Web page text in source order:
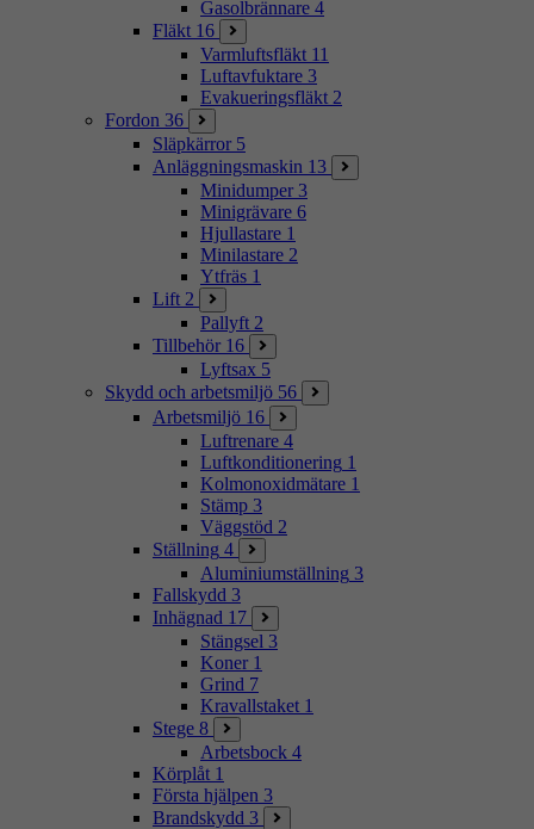
Gasolbrännare 4
Fläkt 16
Varmluftsfläkt 11
Luftavfuktare 3
Evakueringsfläkt 2
Fordon 36
Släpkärror 5
Anläggningsmaskin 13
Minidumper 3
Minigrävare 6
Hjullastare 1
Minilastare 2
Ytfräs 1
Lift 2
Pallyft 2
Tillbehör 16
Lyftsax 5
Skydd och arbetsmiljö 56
Arbetsmiljö 16
Luftrenare 4
Luftkonditionering 1
Kolmonoxidmätare 1
Stämp 3
Väggstöd 2
Ställning 4
Aluminiumställning 3
Fallskydd 3
Inhägnad 17
Stängsel 3
Koner 1
Grind 7
Kravallstaket 1
Stege 8
Arbetsbock 4
Körplåt 1
Första hjälpen 3
Brandskydd 3